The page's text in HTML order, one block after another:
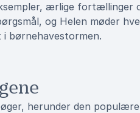
ærlige
og Helen møder
børnehavestormen.
herunder den populære